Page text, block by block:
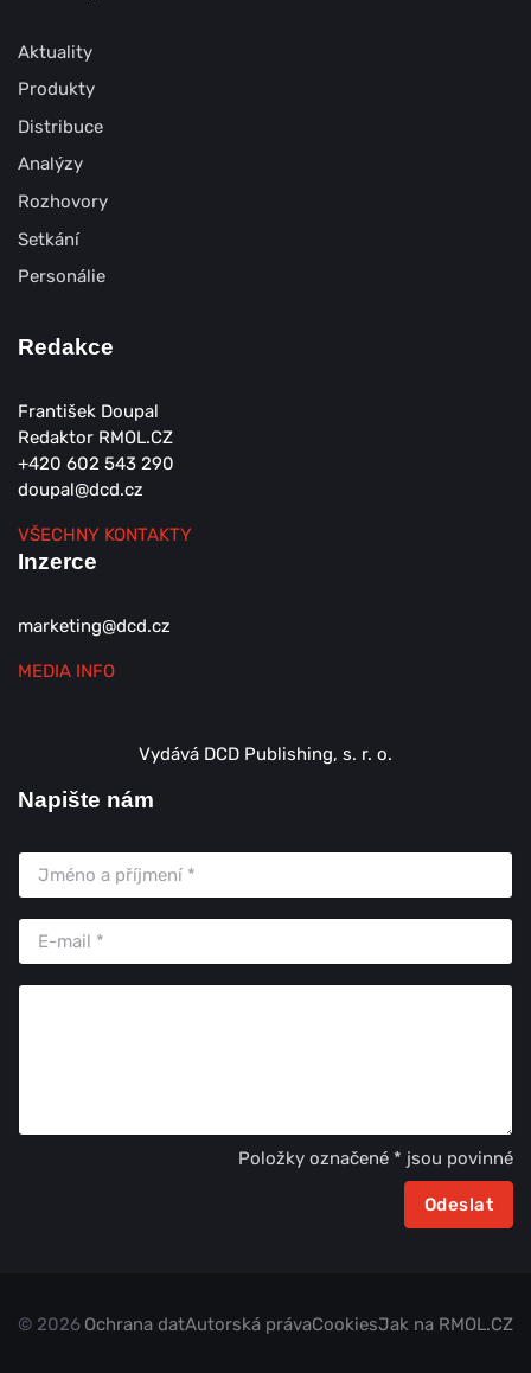
Aktuality
Produkty
Distribuce
Analýzy
Rozhovory
Setkání
Personálie
Redakce
František Doupal
Redaktor RMOL.CZ
+420 602 543 290
doupal@dcd.cz
VŠECHNY KONTAKTY
Inzerce
marketing@dcd.cz
MEDIA INFO
Vydává DCD Publishing, s. r. o.
Napište nám
Položky označené * jsou povinné
© 2026 Ochrana datAutorská právaCookiesJak na RMOL.CZ